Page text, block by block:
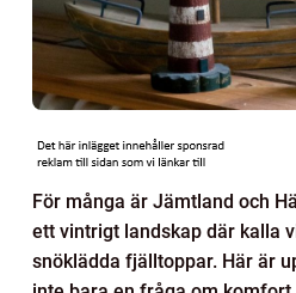
För många är Jämtland och
ett vintrigt landskap där kalla
snöklädda fjälltoppar. Här är